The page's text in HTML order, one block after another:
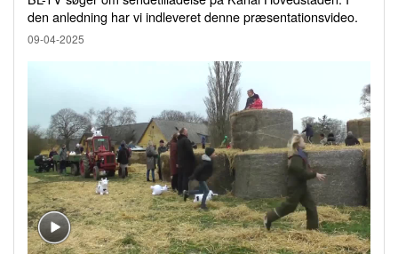
den anledning har vi indleveret denne præsentationsvideo.
09-04-2025